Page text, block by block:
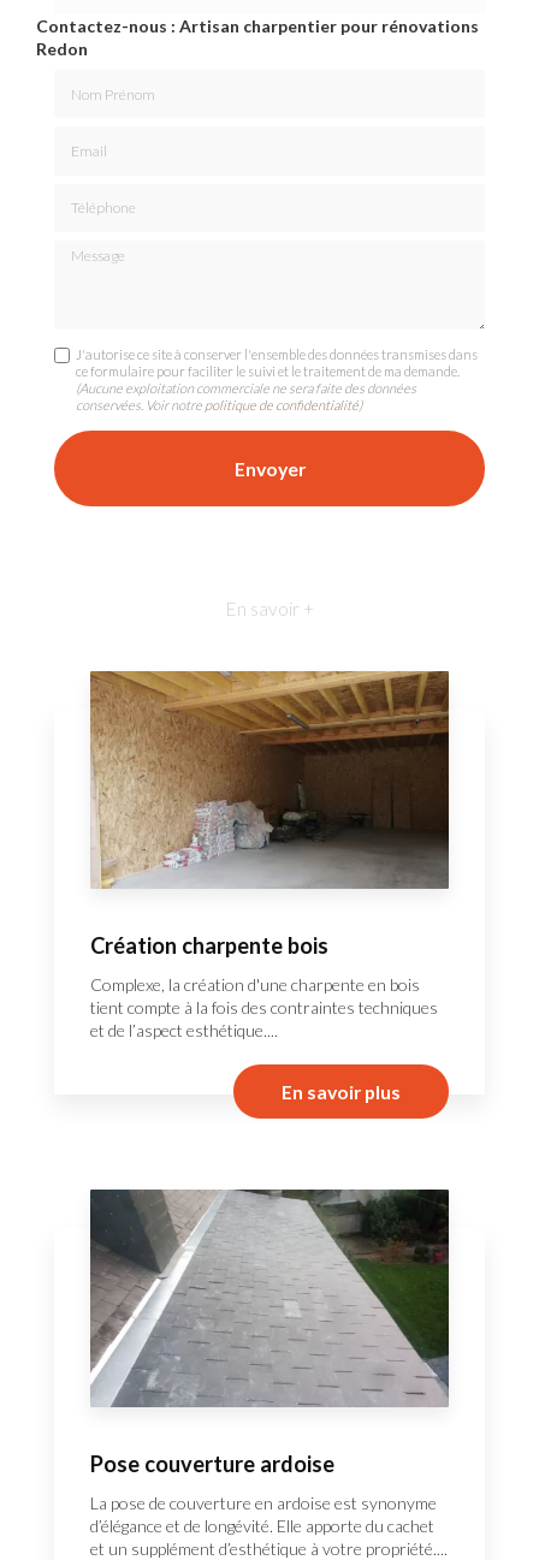
Contactez-nous : Artisan charpentier pour rénovations
Redon
Message
J'autorise ce site à conserver l'ensemble des données transmises dans
ce formulaire pour faciliter le suivi et le traitement de ma demande.
(Aucune exploitation commerciale ne sera faite des données
conservées. Voir notre politique de confidentialité)
En savoir +
Création charpente bois
Complexe, la création d'une charpente en bois
tient compte à la fois des contraintes techniques
et de l’aspect esthétique....
En savoir plus
Pose couverture ardoise
La pose de couverture en ardoise est synonyme
d’élégance et de longévité. Elle apporte du cachet
et un supplément d’esthétique à votre propriété....